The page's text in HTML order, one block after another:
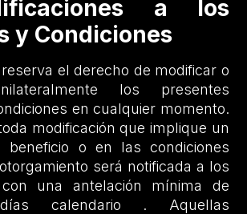
a los
y Condiciones
el derecho de modificar o
los presentes
en cualquier momento.
modificación que implique un
beneficio o en las condiciones
será notificada a los
con una antelación mínima de
calendario . Aquellas